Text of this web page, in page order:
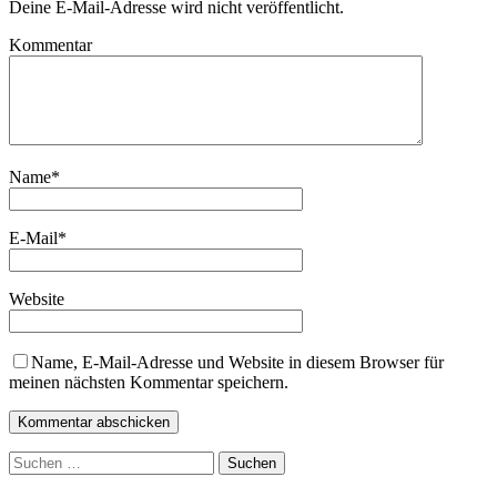
Deine E-Mail-Adresse wird nicht veröffentlicht.
Kommentar
Name*
E-Mail*
Website
Name, E-Mail-Adresse und Website in diesem Browser für
meinen nächsten Kommentar speichern.
Suchen
nach: